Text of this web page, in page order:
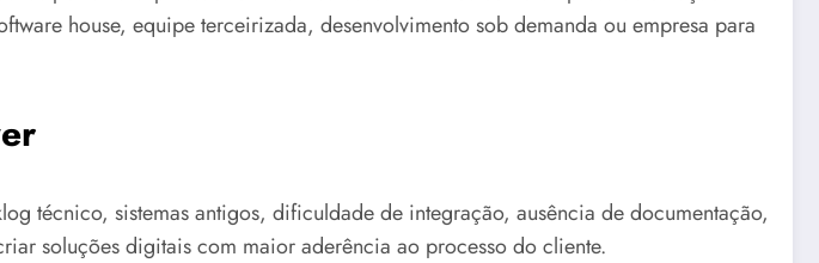
house, equipe terceirizada, desenvolvimento sob demanda ou empresa para
técnico, sistemas antigos, dificuldade de integração, ausência de documentação,
soluções digitais com maior aderência ao processo do cliente.